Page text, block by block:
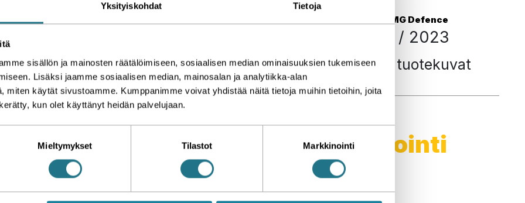
Yksityiskohdat Tietoja
sisällön ja mainosten räätälöimiseen, sosiaalisen median ominaisuuksien tukemiseen
Lisäksi jaamme sosiaalisen median, mainosalan ja analytiikka-alan
miten käytät sivustoamme. Kumppanimme voivat yhdistää näitä tietoja muihin tietoihin, joita
kun olet käyttänyt heidän palvelujaan.
Mieltymykset Tilastot Markkinointi
FMG Defence
6 / 2023
3D - tuotekuvat
Tuotteiden visualisointi